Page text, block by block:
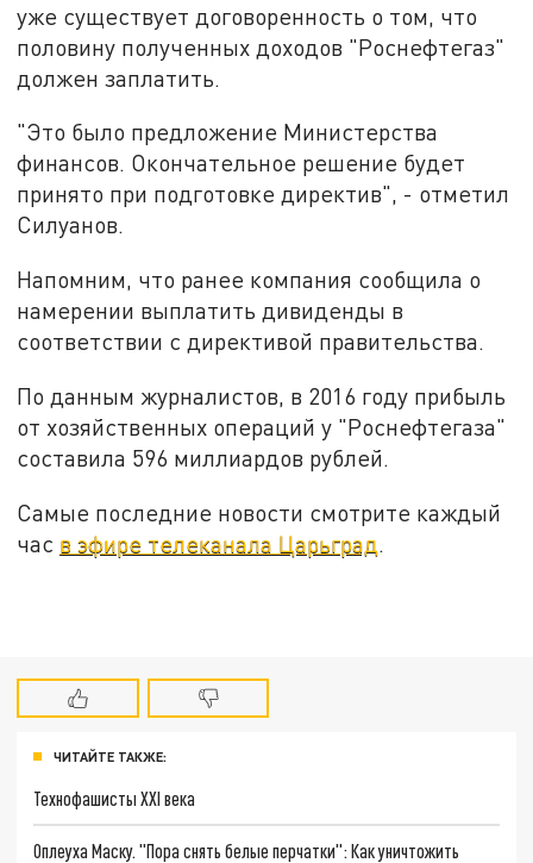
уже существует договоренность о том, что
половину полученных доходов "Роснефтегаз"
должен заплатить.
"Это было предложение Министерства
финансов. Окончательное решение будет
принято при подготовке директив", - отметил
Силуанов.
Напомним, что ранее компания сообщила о
намерении выплатить дивиденды в
соответствии с директивой правительства.
По данным журналистов, в 2016 году прибыль
от хозяйственных операций у "Роснефтегаза"
составила 596 миллиардов рублей.
Самые последние новости смотрите каждый
час в эфире телеканала Царьград
ЧИТАЙТЕ ТАКЖЕ:
Технофашисты XXI века
Оплеуха Маску. "Пора снять белые перчатки": Как уничтожить